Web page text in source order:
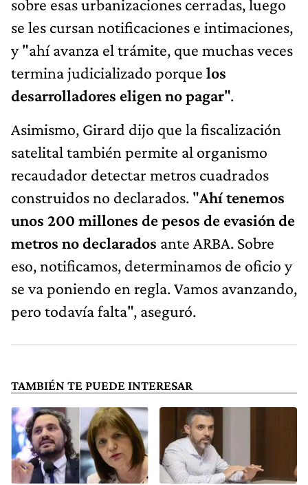
sobre esas urbanizaciones cerradas, luego
se les cursan notificaciones e intimaciones,
y "ahí avanza el trámite, que muchas veces
termina judicializado porque los
desarrolladores eligen no pagar".
Asimismo, Girard dijo que la fiscalización
satelital también permite al organismo
recaudador detectar metros cuadrados
construidos no declarados. "Ahí tenemos
unos 200 millones de pesos de evasión de
metros no declarados ante ARBA. Sobre
eso, notificamos, determinamos de oficio y
se va poniendo en regla. Vamos avanzando,
pero todavía falta", aseguró.
TAMBIÉN TE PUEDE INTERESAR